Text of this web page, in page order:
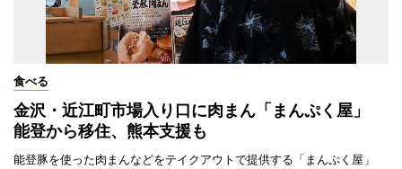
食べる
金沢・近江町市場入り口に肉まん「まんぷく屋」
能登から移住、熊本支援も
能登豚を使った肉まんなどをテイクアウトで提供する「まんぷく屋」